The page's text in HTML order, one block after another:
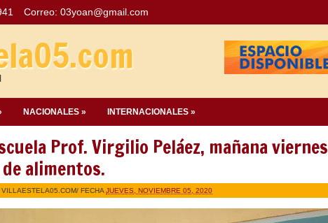
Correo: 03yoan@gmail.com
NACIONALES » INTERNACIONALES »
Prof. Virgilio Peláez, mañana viernes
alimentos.
VILLAESTELA05.COM/ FECHA JUEVES, NOVIEMBRE 05, 2020